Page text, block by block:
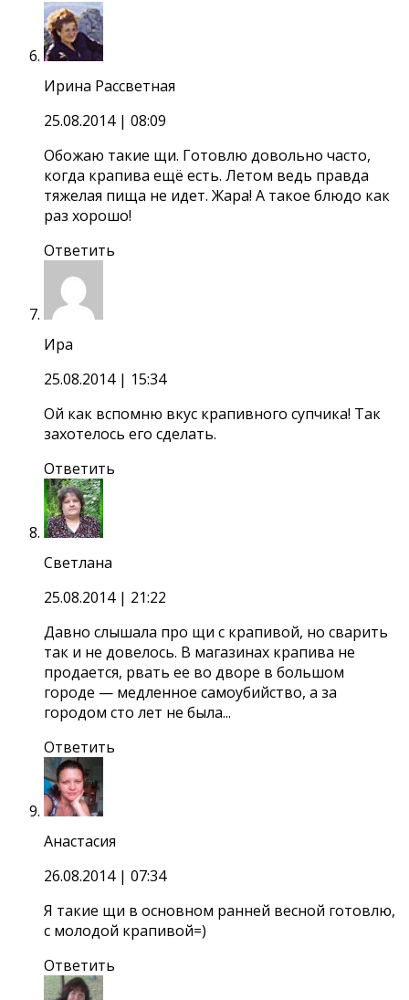
Ирина Рассветная
25.08.2014 | 08:09
Обожаю такие щи. Готовлю довольно часто,
когда крапива ещё есть. Летом ведь правда
тяжелая пища не идет. Жара! А такое блюдо как
раз хорошо!
Ответить
Ира
25.08.2014 | 15:34
Ой как вспомню вкус крапивного супчика! Так
захотелось его сделать.
Ответить
Светлана
25.08.2014 | 21:22
Давно слышала про щи с крапивой, но сварить
так и не довелось. В магазинах крапива не
продается, рвать ее во дворе в большом
городе — медленное самоубийство, а за
городом сто лет не была...
Ответить
Анастасия
26.08.2014 | 07:34
Я такие щи в основном ранней весной готовлю,
с молодой крапивой=)
Ответить